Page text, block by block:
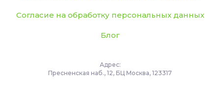
Согласие на обработку персональных данных
Блог
Адрес:
Пресненская наб., 12, БЦ Москва, 123317